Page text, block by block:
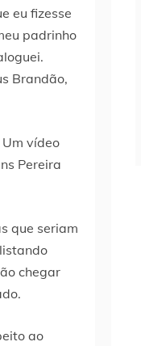
eu fizesse
padrinho
Brandão,
vídeo
Pereira
que seriam
chegar
ao